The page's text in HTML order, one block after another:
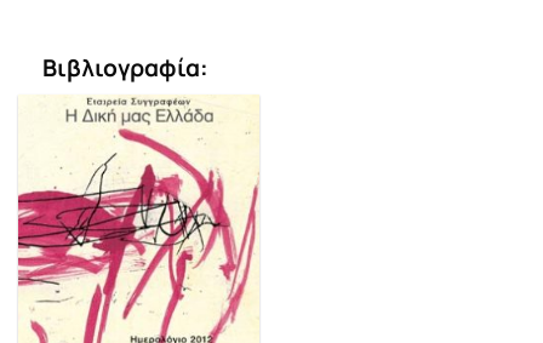
Βιβλιογραφία: